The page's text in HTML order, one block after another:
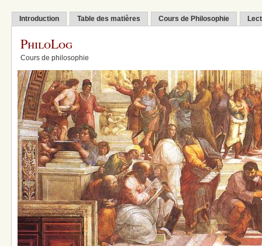
Introduction Table des matières Cours de Philosophie
PhiloLog
Cours de philosophie